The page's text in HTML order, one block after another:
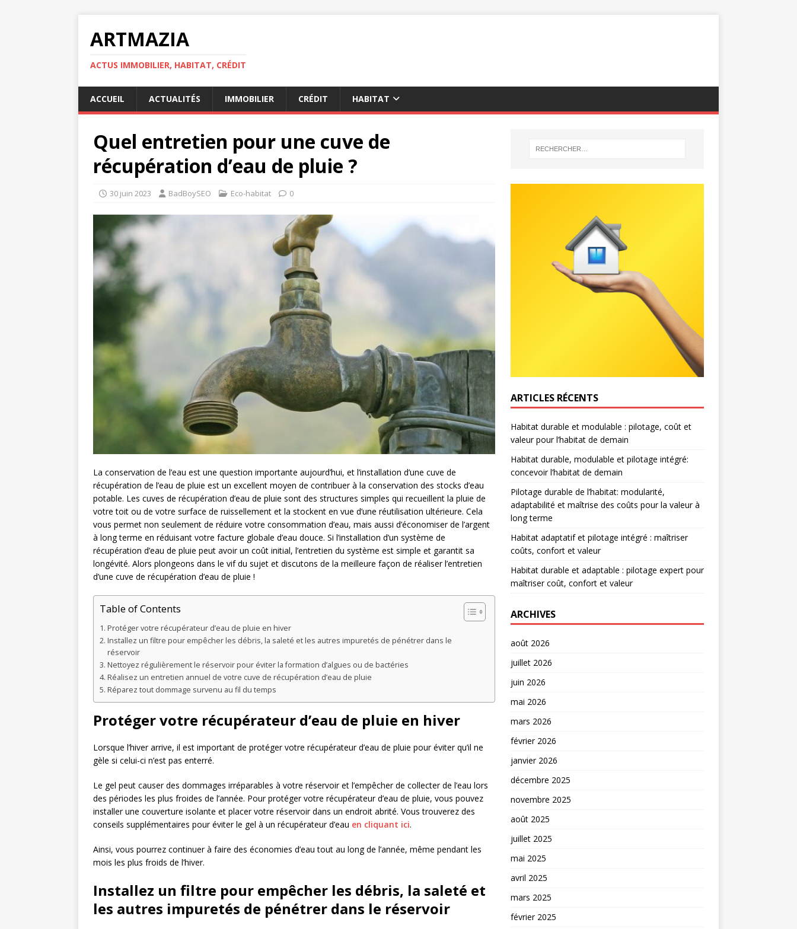
ARTMAZIA
ACTUS IMMOBILIER, HABITAT, CRÉDIT
ACCUEIL ACTUALITÉS IMMOBILIER CRÉDIT HABITAT
Quel entretien pour une cuve de
récupération d’eau de pluie ?
30 juin 2023 BadBoySEO Eco-habitat 0
La conservation de l’eau est une question importante aujourd’hui, et l’installation d’une cuve de
récupération de l’eau de pluie est un excellent moyen de contribuer à la conservation des stocks d’eau
potable. Les cuves de récupération d’eau de pluie sont des structures simples qui recueillent la pluie de
votre toit ou de votre surface de ruissellement et la stockent en vue d’une réutilisation ultérieure. Cela
vous permet non seulement de réduire votre consommation d’eau, mais aussi d’économiser de l’argent
à long terme en réduisant votre facture globale d’eau douce. Si l’installation d’un système de
récupération d’eau de pluie peut avoir un coût initial, l’entretien du système est simple et garantit sa
longévité. Alors plongeons dans le vif du sujet et discutons de la meilleure façon de réaliser l’entretien
d’une cuve de récupération d’eau de pluie !
Table of Contents
Protéger votre récupérateur d’eau de pluie en hiver
Installez un filtre pour empêcher les débris, la saleté et les autres impuretés de pénétrer dans le
réservoir
Nettoyez régulièrement le réservoir pour éviter la formation d’algues ou de bactéries
Réalisez un entretien annuel de votre cuve de récupération d’eau de pluie
Réparez tout dommage survenu au fil du temps
Protéger votre récupérateur d’eau de pluie en hiver
Lorsque l’hiver arrive, il est important de protéger votre récupérateur d’eau de pluie pour éviter qu’il ne
gèle si celui-ci n’est pas enterré.
Le gel peut causer des dommages irréparables à votre réservoir et l’empêcher de collecter de l’eau lors
des périodes les plus froides de l’année. Pour protéger votre récupérateur d’eau de pluie, vous pouvez
installer une couverture isolante et placer votre réservoir dans un endroit abrité. Vous trouverez des
conseils supplémentaires pour éviter le gel à un récupérateur d’eau en cliquant ici.
Ainsi, vous pourrez continuer à faire des économies d’eau tout au long de l’année, même pendant les
mois les plus froids de l’hiver.
Installez un filtre pour empêcher les débris, la saleté et
les autres impuretés de pénétrer dans le réservoir
ARTICLES RÉCENTS
Habitat durable et modulable : pilotage, coût et
valeur pour l’habitat de demain
Habitat durable, modulable et pilotage intégré:
concevoir l’habitat de demain
Pilotage durable de l’habitat: modularité,
adaptabilité et maîtrise des coûts pour la valeur à
long terme
Habitat adaptatif et pilotage intégré : maîtriser
coûts, confort et valeur
Habitat durable et adaptable : pilotage expert pour
maîtriser coût, confort et valeur
ARCHIVES
août 2026
juillet 2026
juin 2026
mai 2026
mars 2026
février 2026
janvier 2026
décembre 2025
novembre 2025
août 2025
juillet 2025
mai 2025
avril 2025
mars 2025
février 2025